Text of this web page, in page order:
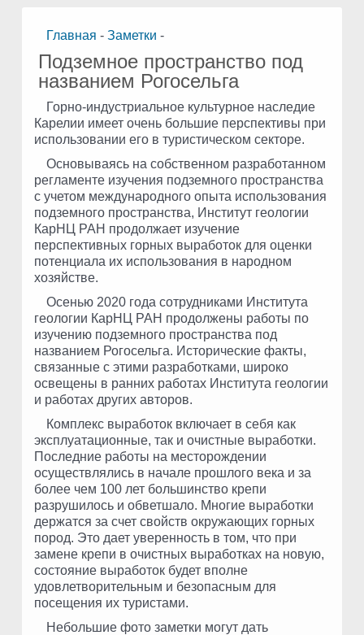
Главная - Заметки -
Подземное пространство под
названием Рогосельга
Горно-индустриальное культурное наследие
Карелии имеет очень большие перспективы при
использовании его в туристическом секторе.
Основываясь на собственном разработанном
регламенте изучения подземного пространства
с учетом международного опыта использования
подземного пространства, Институт геологии
КарНЦ РАН продолжает изучение
перспективных горных выработок для оценки
потенциала их использования в народном
хозяйстве.
Осенью 2020 года сотрудниками Института
геологии КарНЦ РАН продолжены работы по
изучению подземного пространства под
названием Рогосельга. Исторические факты,
связанные с этими разработками, широко
освещены в ранних работах Института геологии
и работах других авторов.
Комплекс выработок включает в себя как
эксплуатационные, так и очистные выработки.
Последние работы на месторождении
осуществлялись в начале прошлого века и за
более чем 100 лет большинство крепи
разрушилось и обветшало. Многие выработки
держатся за счет свойств окружающих горных
пород. Это дает уверенность в том, что при
замене крепи в очистных выработках на новую,
состояние выработок будет вполне
удовлетворительным и безопасным для
посещения их туристами.
Небольшие фото заметки могут дать